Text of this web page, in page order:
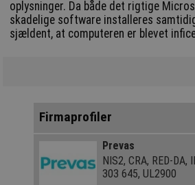
oplysninger. Da både det rigtige
skadelige software installeres
sjældent, at computeren er blevet
Firmaprofiler
Prevas
NIS2, CRA, RED-DA,
303 645, UL2900